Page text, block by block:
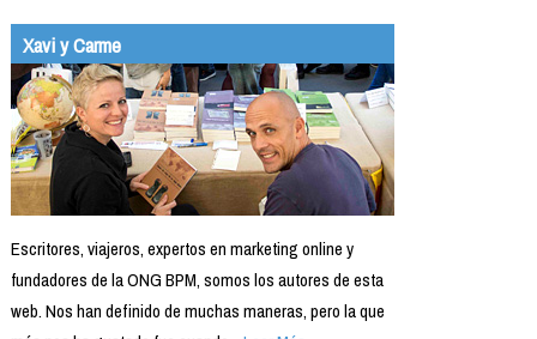
Xavi y Carme
Escritores, viajeros, expertos en marketing online y
fundadores de la ONG BPM, somos los autores de esta
web. Nos han definido de muchas maneras, pero la que